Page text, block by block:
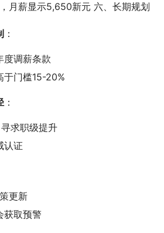
月薪显示5,650新元 六、长期规划
：
度调薪条款
于门槛15-20%
：
求职级提升
认证
更新
获取预警